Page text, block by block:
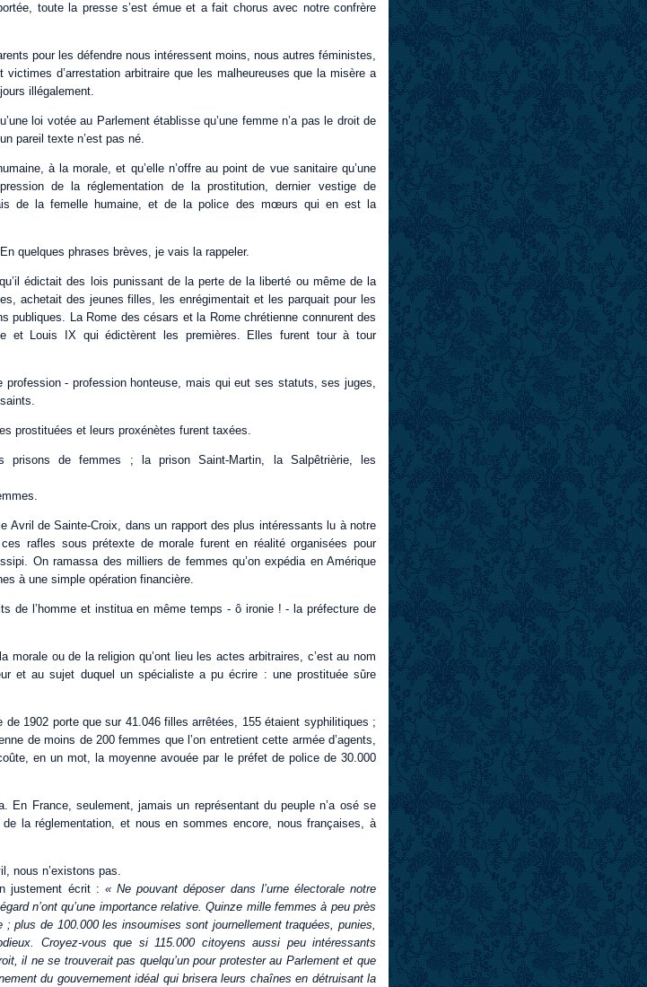
toute la presse s’est émue et a fait chorus avec notre confrère
pour les défendre nous intéressent moins, nous autres féministes,
d’arrestation arbitraire que les malheureuses que la misère a
illégalement.
loi votée au Parlement établisse qu’une femme n’a pas le droit de
pareil texte n’est pas né.
à la morale, et qu’elle n’offre au point de vue sanitaire qu’une
de la réglementation de la prostitution, dernier vestige de
de la femelle humaine, et de la police des mœurs qui en est la
quelques phrases brèves, je vais la rappeler.
édictait des lois punissant de la perte de la liberté ou même de la
achetait des jeunes filles, les enrégimentait et les parquait pour les
publiques. La Rome des césars et la Rome chrétienne connurent des
et Louis IX qui édictèrent les premières. Elles furent tour à tour
profession - profession honteuse, mais qui eut ses statuts, ses juges,
prostituées et leurs proxénètes furent taxées.
prisons de femmes ; la prison Saint-Martin, la Salpêtrièrie, les
Avril de Sainte-Croix, dans un rapport des plus intéressants lu à notre
rafles sous prétexte de morale furent en réalité organisées pour
On ramassa des milliers de femmes qu’on expédia en Amérique
à une simple opération financière.
de l’homme et institua en même temps - ô ironie ! - la préfecture de
morale ou de la religion qu’ont lieu les actes arbitraires, c’est au nom
et au sujet duquel un spécialiste a pu écrire : une prostituée sûre
1902 porte que sur 41.046 filles arrêtées, 155 étaient syphilitiques ;
de moins de 200 femmes que l’on entretient cette armée d’agents,
en un mot, la moyenne avouée par le préfet de police de 30.000
En France, seulement, jamais un représentant du peuple n’a osé se
la réglementation, et nous en sommes encore, nous françaises, à
nous n’existons pas.
justement écrit : « Ne pouvant déposer dans l’urne électorale notre
n’ont qu’une importance relative. Quinze mille femmes à peu près
plus de 100.000 les insoumises sont journellement traquées, punies,
Croyez-vous que si 115.000 citoyens aussi peu intéressants
il ne se trouverait pas quelqu’un pour protester au Parlement et que
du gouvernement idéal qui brisera leurs chaînes en détruisant la